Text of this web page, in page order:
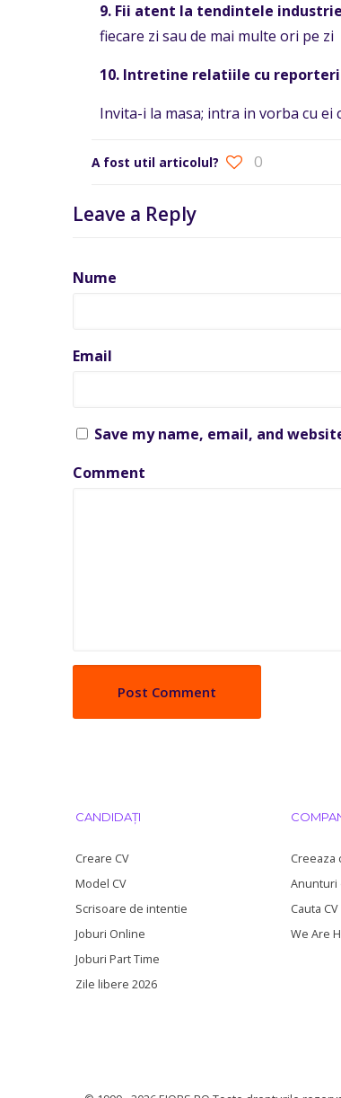
9. Fii atent la tendintele
fiecare zi sau de mai multe ori pe zi
10. Intretine relatiile cu
Invita-i la masa; intra in vorba cu
A fost util articolul? 0
Leave a Reply
Nume
Email
Save my name, email, and
Comment
CANDIDAȚI
Creare CV
Model CV
Scrisoare de intentie
Joburi Online
Joburi Part Time
Zile libere 2026
Creeaza
Anunturi
Cauta CV
We Are